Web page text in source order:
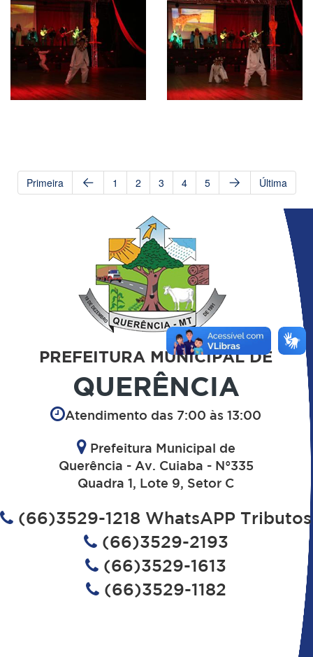
Primeira 1 2 3 4 5 Última
PREFEITURA MUNICIPAL DE
QUERÊNCIA
Atendimento das 7:00 às 13:00
Prefeitura Municipal de
Querência - Av. Cuiaba - N°335
Quadra 1, Lote 9, Setor C
(66)3529-1218 WhatsAPP Tributos
(66)3529-2193
(66)3529-1613
(66)3529-1182